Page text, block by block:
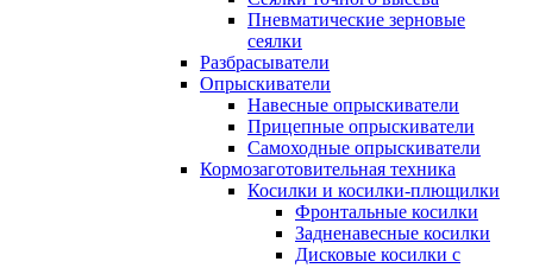
Пневматические зерновые
сеялки
Разбрасыватели
Опрыскиватели
Навесные опрыскиватели
Прицепные опрыскиватели
Самоходные опрыскиватели
Кормозаготовительная техника
Косилки и косилки-плющилки
Фронтальные косилки
Задненавесные косилки
Дисковые косилки с